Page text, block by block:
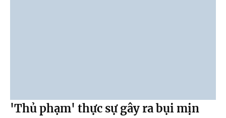
'Thủ phạm' thực sự gây ra bụi mịn